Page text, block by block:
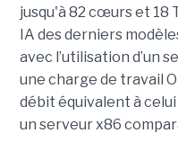
jusqu'à 82 cœurs et 18
IA des derniers
avec l’utilisation d’un
une charge de travail
débit équivalent à
un serveur x86